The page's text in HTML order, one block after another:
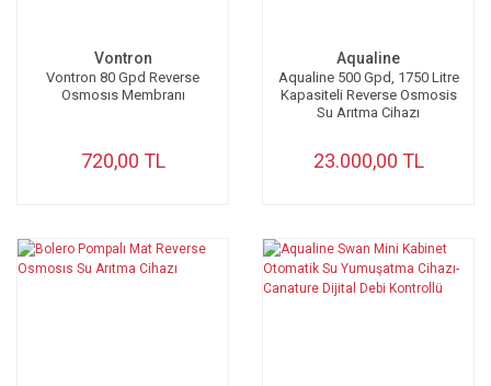
Vontron
Vontron 80 Gpd Reverse
Osmosıs Membranı
720,00 TL
Aqualine
Aqualine 500 Gpd, 1750 Litre
Kapasiteli Reverse Osmosis
Su Arıtma Cihazı
23.000,00 TL